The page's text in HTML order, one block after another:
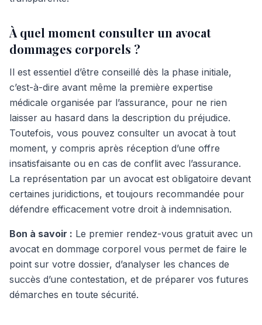
À quel moment consulter un avocat
dommages corporels ?
Il est essentiel d’être conseillé dès la phase initiale,
c’est-à-dire avant même la première expertise
médicale organisée par l’assurance, pour ne rien
laisser au hasard dans la description du préjudice.
Toutefois, vous pouvez consulter un avocat à tout
moment, y compris après réception d’une offre
insatisfaisante ou en cas de conflit avec l’assurance.
La représentation par un avocat est obligatoire devant
certaines juridictions, et toujours recommandée pour
défendre efficacement votre droit à indemnisation.
Bon à savoir : Le premier rendez-vous gratuit avec un
avocat en dommage corporel vous permet de faire le
point sur votre dossier, d’analyser les chances de
succès d’une contestation, et de préparer vos futures
démarches en toute sécurité.